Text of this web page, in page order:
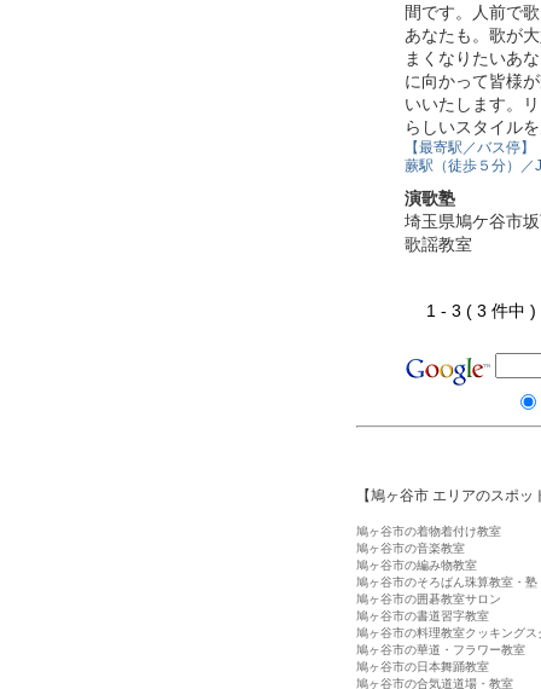
間です。人前で
あなたも。歌が
まくなりたいあ
に向かって皆様
いいたします。
らしいスタイル
【最寄駅／バス停】
蕨駅（徒歩５分）／
演歌塾
埼玉県鳩ケ谷市
歌謡教室
1 - 3 ( 3 件
【鳩ヶ谷市 エリアのスポッ
鳩ヶ谷市の着物着付け教室
鳩ヶ谷市の音楽教室
鳩ヶ谷市の編み物教室
鳩ヶ谷市のそろばん珠算教室・塾
鳩ヶ谷市の囲碁教室サロン
鳩ヶ谷市の書道習字教室
鳩ヶ谷市の料理教室クッキングス
鳩ヶ谷市の華道・フラワー教室
鳩ヶ谷市の日本舞踊教室
鳩ヶ谷市の合気道道場・教室